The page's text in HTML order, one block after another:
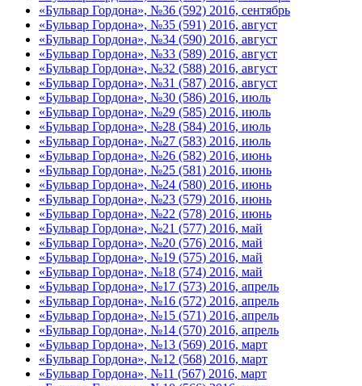
«Бульвар Гордона», №36 (592) 2016, сентябрь
«Бульвар Гордона», №35 (591) 2016, август
«Бульвар Гордона», №34 (590) 2016, август
«Бульвар Гордона», №33 (589) 2016, август
«Бульвар Гордона», №32 (588) 2016, август
«Бульвар Гордона», №31 (587) 2016, август
«Бульвар Гордона», №30 (586) 2016, июль
«Бульвар Гордона», №29 (585) 2016, июль
«Бульвар Гордона», №28 (584) 2016, июль
«Бульвар Гордона», №27 (583) 2016, июль
«Бульвар Гордона», №26 (582) 2016, июнь
«Бульвар Гордона», №25 (581) 2016, июнь
«Бульвар Гордона», №24 (580) 2016, июнь
«Бульвар Гордона», №23 (579) 2016, июнь
«Бульвар Гордона», №22 (578) 2016, июнь
«Бульвар Гордона», №21 (577) 2016, май
«Бульвар Гордона», №20 (576) 2016, май
«Бульвар Гордона», №19 (575) 2016, май
«Бульвар Гордона», №18 (574) 2016, май
«Бульвар Гордона», №17 (573) 2016, апрель
«Бульвар Гордона», №16 (572) 2016, апрель
«Бульвар Гордона», №15 (571) 2016, апрель
«Бульвар Гордона», №14 (570) 2016, апрель
«Бульвар Гордона», №13 (569) 2016, март
«Бульвар Гордона», №12 (568) 2016, март
«Бульвар Гордона», №11 (567) 2016, март